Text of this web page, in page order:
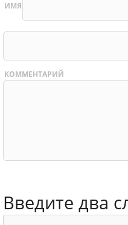
ИМЯ
КОММЕНТАРИЙ
Введите два